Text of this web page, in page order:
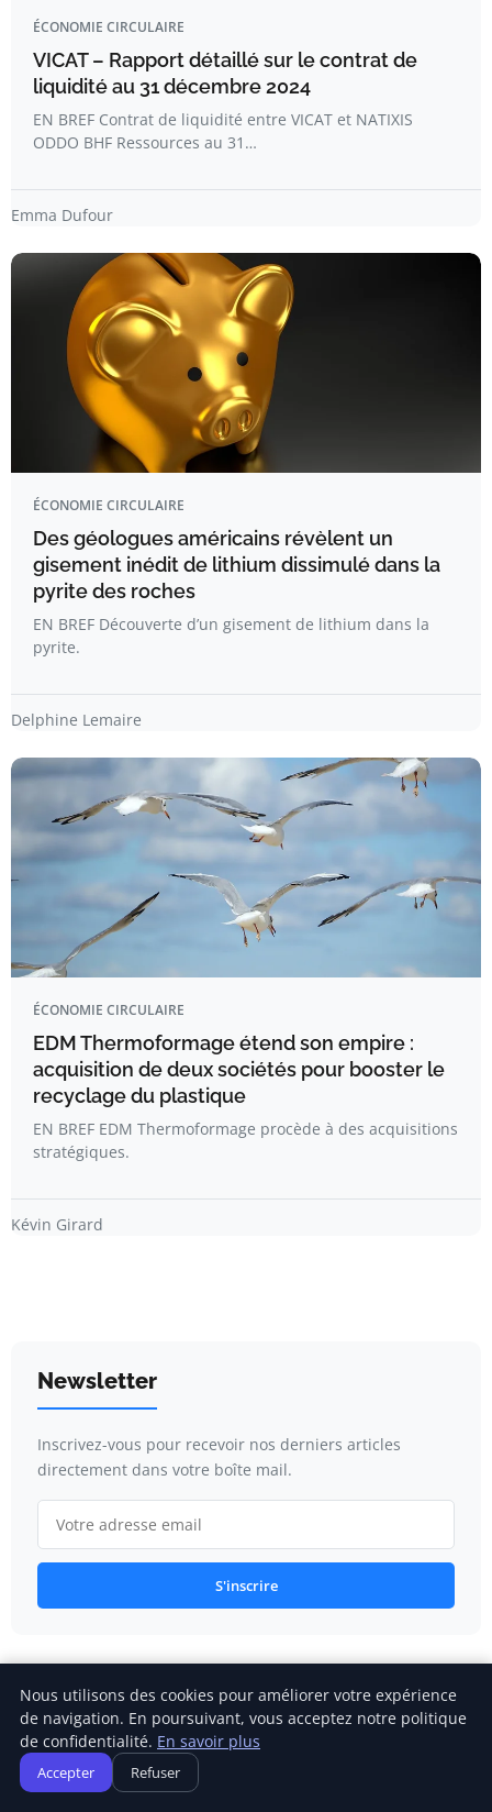
ÉCONOMIE CIRCULAIRE
VICAT – Rapport détaillé sur le contrat de
liquidité au 31 décembre 2024
EN BREF Contrat de liquidité entre VICAT et NATIXIS
ODDO BHF Ressources au 31…
Emma Dufour
ÉCONOMIE CIRCULAIRE
Des géologues américains révèlent un
gisement inédit de lithium dissimulé dans la
pyrite des roches
EN BREF Découverte d’un gisement de lithium dans la
pyrite.
Delphine Lemaire
ÉCONOMIE CIRCULAIRE
EDM Thermoformage étend son empire :
acquisition de deux sociétés pour booster le
recyclage du plastique
EN BREF EDM Thermoformage procède à des acquisitions
stratégiques.
Kévin Girard
Newsletter
Inscrivez-vous pour recevoir nos derniers articles
directement dans votre boîte mail.
S'inscrire
Catégories
Changement climatique
Nous utilisons des cookies pour améliorer votre expérience
de navigation. En poursuivant, vous acceptez notre politique
de confidentialité. En savoir plus
Accepter Refuser